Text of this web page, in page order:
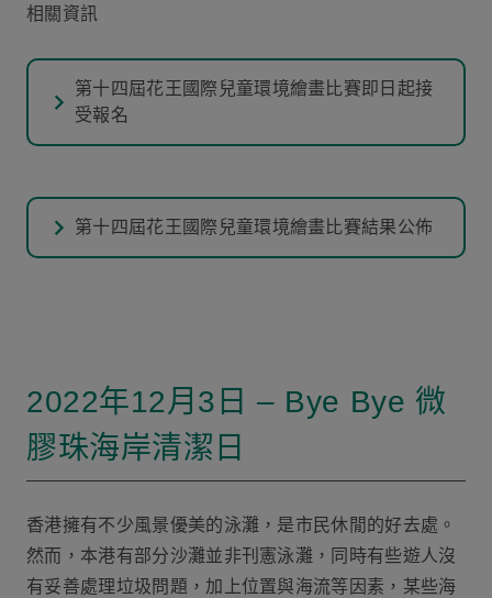
相關資訊
第十四屆花王國際兒童環境繪畫比賽即日起接
受報名
第十四屆花王國際兒童環境繪畫比賽結果公佈
2022年12月3日 – Bye Bye 微
膠珠海岸清潔日
香港擁有不少風景優美的泳灘，是市民休閒的好去處。
然而，本港有部分沙灘並非刊憲泳灘，同時有些遊人沒
有妥善處理垃圾問題，加上位置與海流等因素，某些海